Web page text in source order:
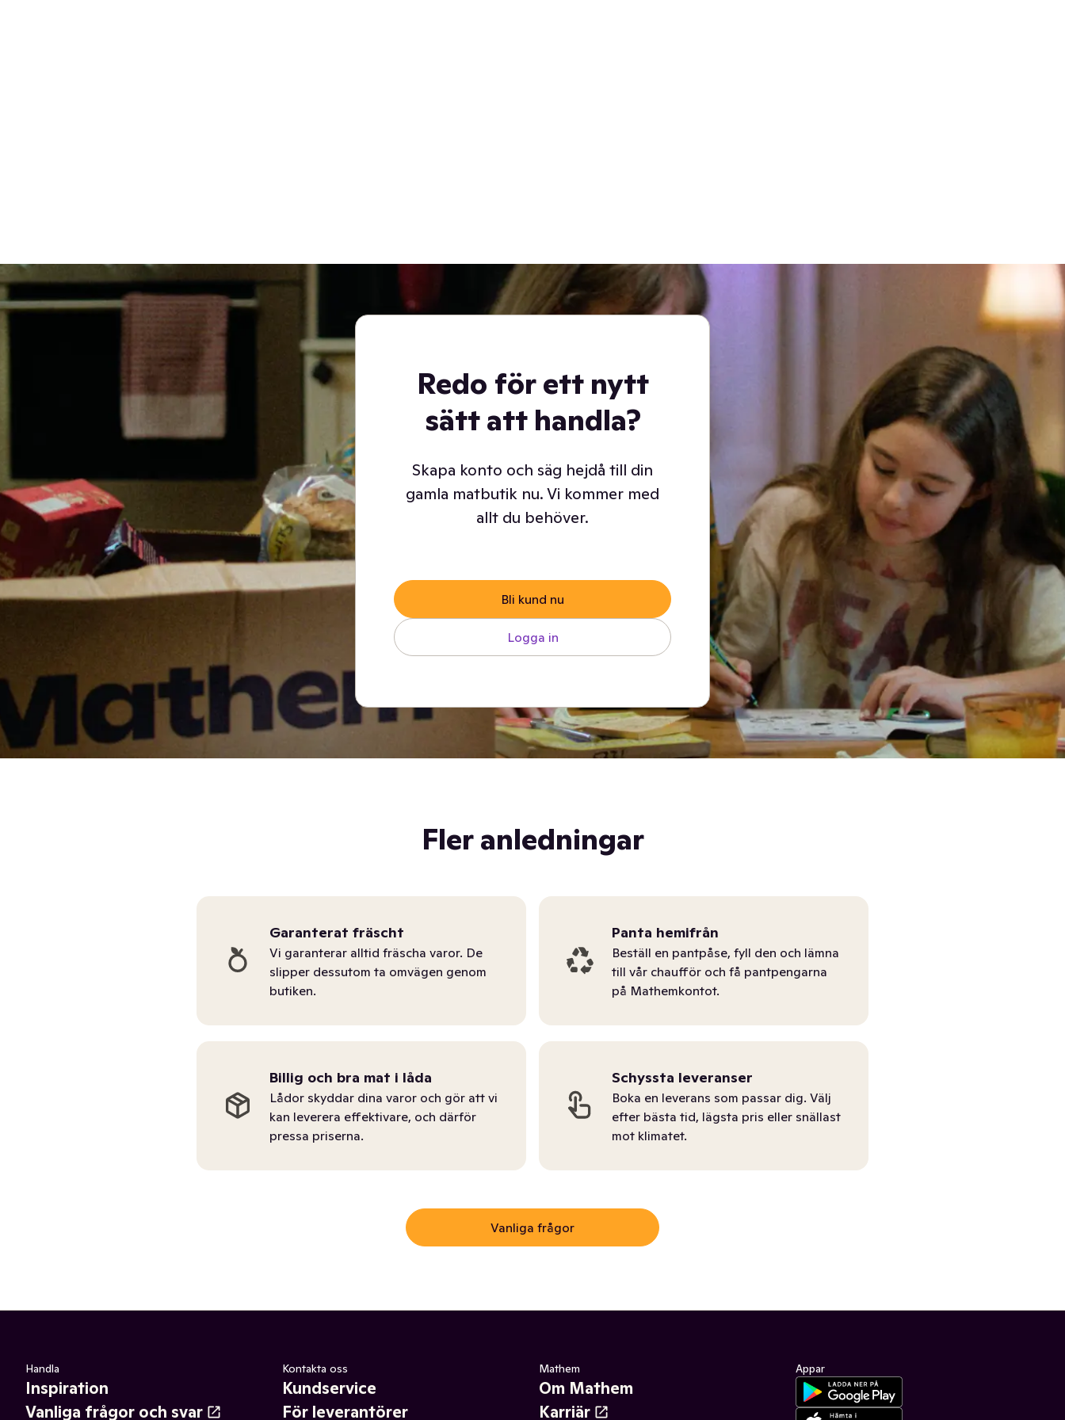
Redo för ett nytt
sätt att handla?
Skapa konto och säg hejdå till din
gamla matbutik nu. Vi kommer med
allt du behöver.
Bli kund nu
Logga in
Fler anledningar
Garanterat fräscht
Vi garanterar alltid fräscha varor. De
slipper dessutom ta omvägen genom
butiken.
Panta hemifrån
Beställ en pantpåse, fyll den och lämna
till vår chaufför och få pantpengarna
på Mathemkontot.
Billig och bra mat i låda
Lådor skyddar dina varor och gör att vi
kan leverera effektivare, och därför
pressa priserna.
Schyssta leveranser
Boka en leverans som passar dig. Välj
efter bästa tid, lägsta pris eller snällast
mot klimatet.
Vanliga frågor
Handla
Inspiration
Vanliga frågor och svar
Kontakta oss
Kundservice
För leverantörer
Mathem
Om Mathem
Karriär
Appar